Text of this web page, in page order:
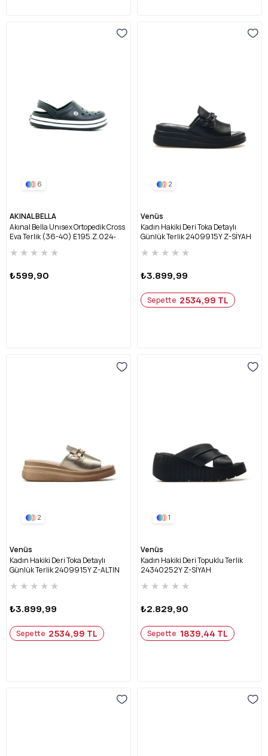
6
AKINAL BELLA
Akınal Bella Unısex Ortopedik Cross
Eva Terlik (36-40) E195.Z.024-
★ ★ ★ ★ ★
₺599,90
2
Venüs
Kadın Hakiki Deri Toka Detaylı
Günlük Terlik 2409915Y Z-SİYAH
★ ★ ★ ★ ★
₺3.899,99
Sepette 2534,99 TL
2
Venüs
Kadın Hakiki Deri Toka Detaylı
Günlük Terlik 2409915Y Z-ALTIN
★ ★ ★ ★ ★
₺3.899,99
Sepette 2534,99 TL
1
Venüs
Kadın Hakiki Deri Topuklu Terlik
24340252Y Z-SİYAH
★ ★ ★ ★ ★
₺2.829,90
Sepette 1839,44 TL